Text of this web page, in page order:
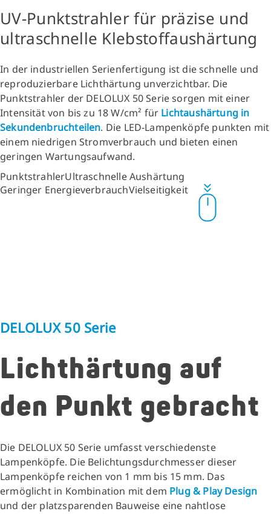
UV-Punktstrahler für präzise und
ultraschnelle Klebstoffaushärtung
In der industriellen Serienfertigung ist die schnelle und
reproduzierbare Lichthärtung unverzichtbar. Die
Punktstrahler der DELOLUX 50 Serie sorgen mit einer
Intensität von bis zu 18 W/cm² für Lichtaushärtung in
Sekundenbruchteilen. Die LED-Lampenköpfe punkten mit
einem niedrigen Stromverbrauch und bieten einen
geringen Wartungsaufwand.
PunktstrahlerUltraschnelle Aushärtung
Geringer EnergieverbrauchVielseitigkeit
DELOLUX 50 Serie
Lichthärtung auf
den Punkt gebracht
Die DELOLUX 50 Serie umfasst verschiedenste
Lampenköpfe. Die Belichtungsdurchmesser dieser
Lampenköpfe reichen von 1 mm bis 15 mm. Das
ermöglicht in Kombination mit dem Plug & Play Design
und der platzsparenden Bauweise eine nahtlose